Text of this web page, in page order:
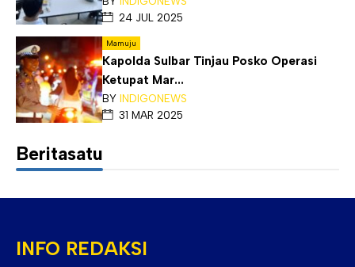
24 JUL 2025
Mamuju
Kapolda Sulbar Tinjau Posko Operasi
Ketupat Mar...
BY INDIGONEWS
31 MAR 2025
Beritasatu
INFO REDAKSI